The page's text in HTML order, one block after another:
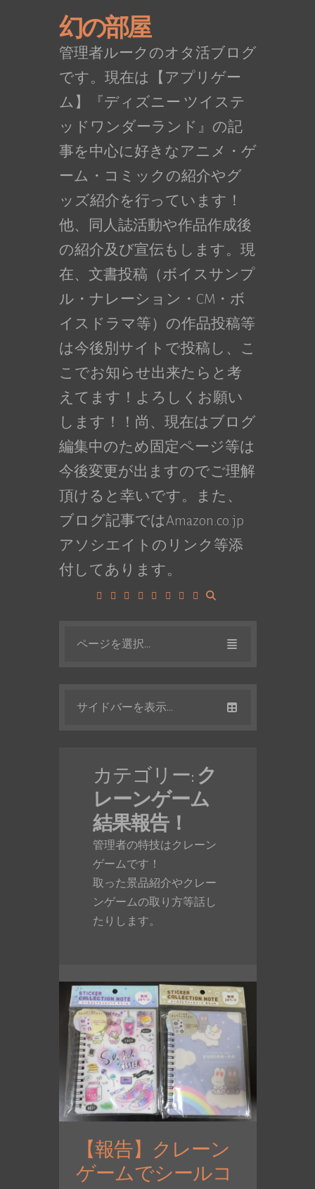
幻の部屋
管理者ルークのオタ活ブログ
です。現在は【アプリゲー
ム】『ディズニー ツイステ
ッドワンダーランド』の記
事を中心に好きなアニメ・ゲ
ーム・コミックの紹介やグ
ッズ紹介を行っています！
他、同人誌活動や作品作成後
の紹介及び宣伝もします。現
在、文書投稿（ボイスサンプ
ル・ナレーション・CM・ボ
イスドラマ等）の作品投稿等
は今後別サイトで投稿し、こ
こでお知らせ出来たらと考
えてます！よろしくお願い
します！！尚、現在はブログ
編集中のため固定ページ等は
今後変更が出ますのでご理解
頂けると幸いです。また、
ブログ記事ではAmazon.co.jp
アソシエイトのリンク等添
付してあります。
ページを選択...
サイドバーを表示...
カテゴリー: ク
レーンゲーム
結果報告！
管理者の特技はクレーン
ゲームです！
取った景品紹介やクレー
ンゲームの取り方等話し
たりします。
【報告】クレーン
ゲームでシールコ